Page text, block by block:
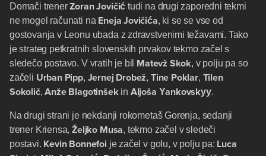
Domači trenerZoran Jovičić tudi na drugi zaporedni tekmi
ne mogel računati na Eneja Jovičića, ki se se vse od
gostovanja v Leonu ubada z zdravstvenimi težavami. Tako
je strateg petkratnih slovenskih prvakov tekmo začel s
sledečo postavo. V vratih je bil Matevž Skok, v polju pa so
začeli Urban Pipp, Jernej Drobež, Tine Poklar, Tilen
Sokolič,Anže Blagotinšek in Aljoša Yankovskyy.
Na drugi strani je nekdanji rokometaš Gorenja, sedanji
trener Kriensa,Željko Musa, tekmo začel v sledeči
postavi. Kevin Bonnefoi je začel v golu, v polju pa: Luca